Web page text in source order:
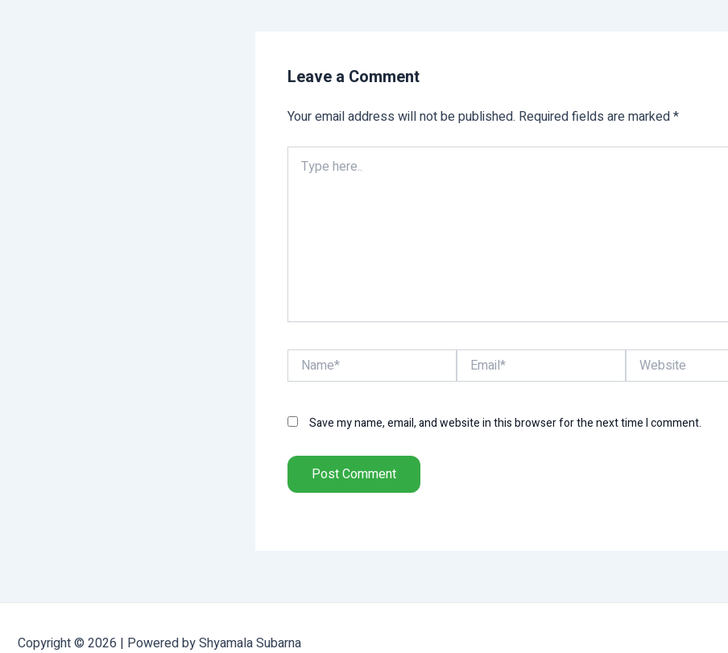
Leave a Comment
Your email address will not be published. Required fields are marked*
here..
Name* Email* Website
Save my name, email, and website in this browser for the next time I comment.
Copyright © 2026 | Powered by Shyamala Subarna